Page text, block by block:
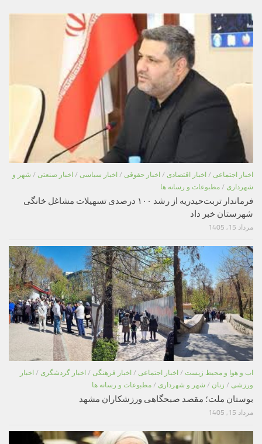
اخبار اجتماعی / اخبار اقتصادی / اخبار حقوقی / اخبار سیاسی / اخبار صنعتی / شهر و
شهرداری / مطبوعات و رسانه ها
فرماندار تربت‌حیدریه از رشد ۱۰۰ درصدی تسهیلات مشاغل خانگی
شهرستان خبر داد
مرداد 15, 1405
اب و هوا و محیط زیست / اخبار اجتماعی / اخبار فرهنگی / اخبار گردشگری / اخبار
ورزشی / زنان / شهر و شهرداری / مطبوعات و رسانه ها
بوستان ملت؛ مقصد صبحگاهی ورزشکاران مشهد
مرداد 15, 1405